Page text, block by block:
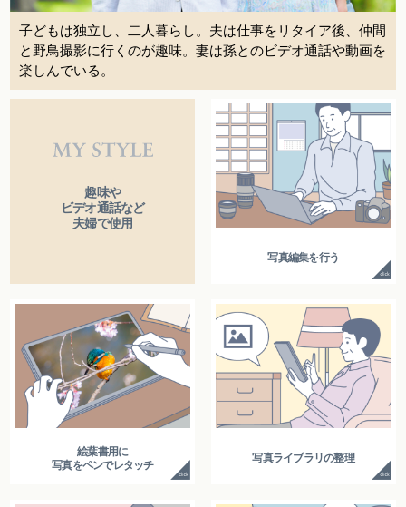
子どもは独立し、二人暮らし。夫は仕事をリタイア後、仲間
と野鳥撮影に行くのが趣味。妻は孫とのビデオ通話や動画を
楽しんでいる。
趣味や
ビデオ通話など
夫婦で使用
写真編集を行う
絵葉書用に
写真をペンでレタッチ
写真ライブラリの整理